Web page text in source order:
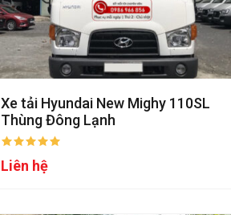
Xe tải Hyundai New Mighy 110SL
Thùng Đông Lạnh
Liên hệ